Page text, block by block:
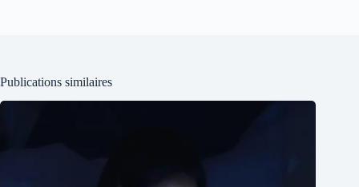
Publications similaires